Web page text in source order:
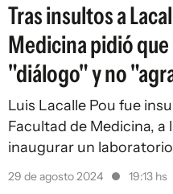
Tras insultos a
Medicina pidió
"diálogo" y no
Luis Lacalle Pou fue
Facultad de Medicina, a
inaugurar un laboratorio
29 de agosto 2024 19:13 hs